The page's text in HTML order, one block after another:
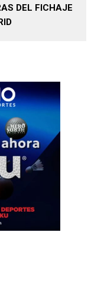
DEL FICHAJE